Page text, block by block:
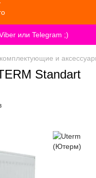
или Telegram ;)
и
Standart